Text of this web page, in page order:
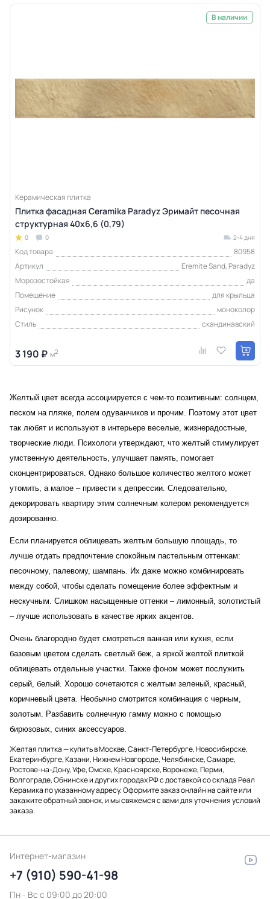
В наличии
Керамическая плитка
Плитка фасадная Ceramika Paradyz Эримайт песочная
структурная 40x6,6 (0,79)
0 0 2-4 дня
Код товара
80958
Артикул
Eremite Sand, Paradyz
Морозостойкая
да
Помещение
для крыльца
Рисунок
моноколор
Стиль
скандинавский
3 190 ₽ м2
Желтый цвет всегда ассоциируется с чем-то позитивным: солнцем,
песком на пляже, полем одуванчиков и прочим. Поэтому этот цвет
так любят и используют в интерьере веселые, жизнерадостные,
творческие люди. Психологи утверждают, что желтый стимулирует
умственную деятельность, улучшает память, помогает
сконцентрироваться. Однако большое количество желтого может
утомить, а малое – привести к депрессии. Следовательно,
декорировать квартиру этим солнечным колером рекомендуется
дозированно.
Если планируется облицевать желтым большую площадь, то
лучше отдать предпочтение спокойным пастельным оттенкам:
песочному, палевому, шампань. Их даже можно комбинировать
между собой, чтобы сделать помещение более эффектным и
нескучным. Слишком насыщенные оттенки – лимонный, золотистый
– лучше использовать в качестве ярких акцентов.
Очень благородно будет смотреться ванная или кухня, если
базовым цветом сделать светлый беж, а яркой желтой плиткой
облицевать отдельные участки. Также фоном может послужить
серый, белый. Хорошо сочетаются с желтым зеленый, красный,
коричневый цвета. Необычно смотрится комбинация с черным,
золотым. Разбавить солнечную гамму можно с помощью
бирюзовых, синих аксессуаров.
Желтая плитка — купить в Москве, Санкт-Петербурге, Новосибирске,
Екатеринбурге, Казани, Нижнем Новгороде, Челябинске, Самаре,
Ростове-на-Дону, Уфе, Омске, Красноярске, Воронеже, Перми,
Волгограде, Обнинске и других городах РФ с доставкой со склада Реал
Керамика по указанному адресу. Оформите заказ онлайн на сайте или
закажите обратный звонок, и мы свяжемся с вами для уточнения условий
заказа.
Интернет-магазин
+7 (910) 590-41-98
Пн - Вс с 09:00 до 20:00